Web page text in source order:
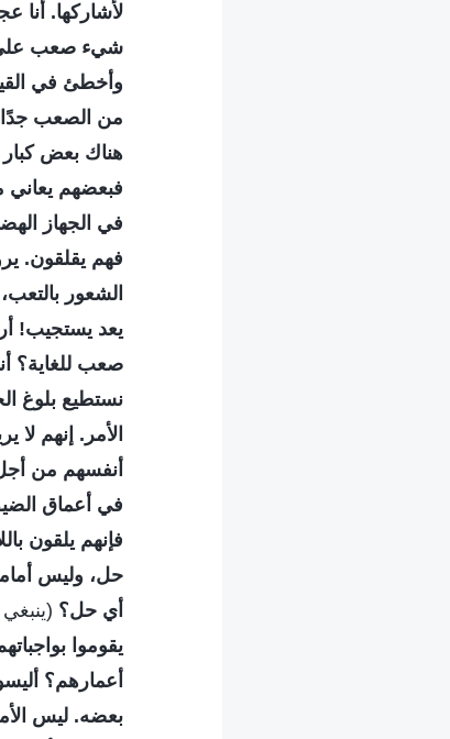
لأشاركها.
شيء صعب عليَّ.
وأخطئ في
من الصعب جدًا
هناك بعض كبار
فبعضهم
في الجهاز
فهم يقلقون.
الشعور
يعد يستجيب!
صعب للغاية؟
نستطيع بلوغ
الأمر. إنهم
أنفسهم من
في أعماق
فإنهم يلقون
حل، وليس
أي حل؟
يقوموا
أعمارهم؟
بعضه. ليس